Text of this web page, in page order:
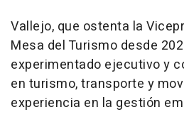
Vallejo, que ostenta la
Mesa del Turismo desde
experimentado ejecutivo y
en turismo, transporte y
experiencia en la gestión